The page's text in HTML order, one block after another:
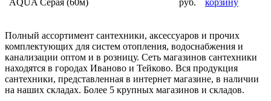
Полный ассортимент сантехники, аксессуаров и прочих
комплектующих для систем отопления, водоснабжения и
канализации оптом и в розницу. Сеть магазинов сантехники
находятся в городах Иваново и Тейково. Вся продукция
сантехники, представленная в интернет магазине, в наличии
на наших складах. Более 5 крупных магазинов и складов.